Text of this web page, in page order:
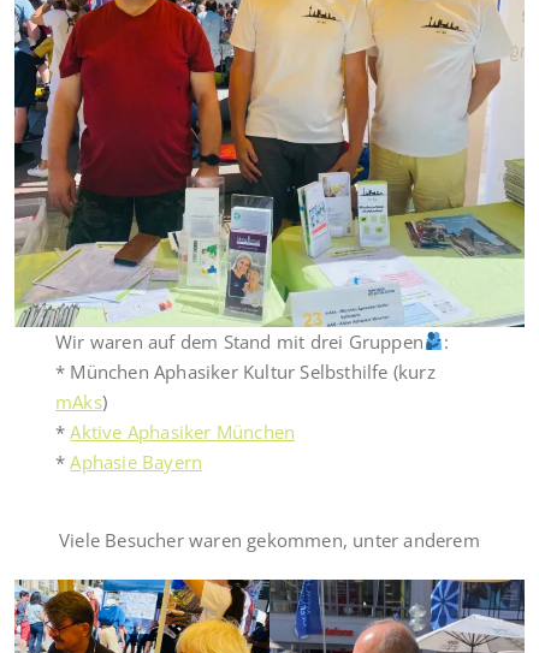
Wir waren auf dem Stand mit drei Gruppen
:
* München Aphasiker Kultur Selbsthilfe (kurz
mAks)
*Aktive Aphasiker München
*Aphasie Bayern
Viele Besucher waren gekommen, unter anderem